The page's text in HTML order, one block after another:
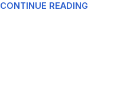
CONTINUE READING